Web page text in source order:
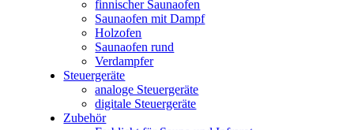
finnischer Saunaofen
Saunaofen mit Dampf
Holzofen
Saunaofen rund
Verdampfer
Steuergeräte
analoge Steuergeräte
digitale Steuergeräte
Zubehör